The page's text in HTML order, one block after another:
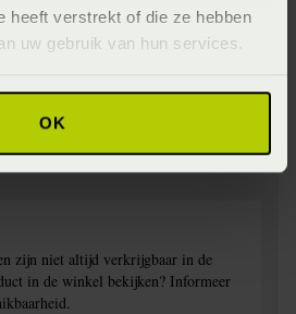
heeft verstrekt of die ze hebben
uw gebruik van hun services.
OK
zijn niet altijd verkrijgbaar in de
in de winkel bekijken? Informeer